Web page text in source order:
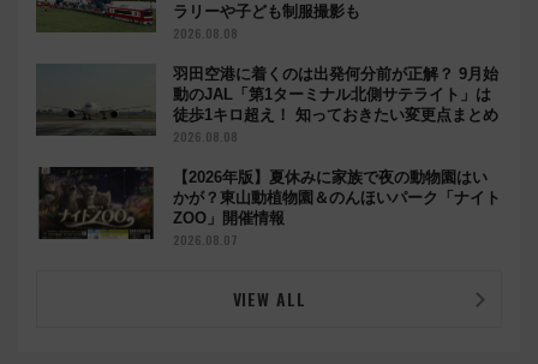
ラリーや子ども制服撮影も
2026.08.08
羽田空港に着くのは出発何分前が正解？ 9月始
動のJAL「第1ターミナル北側サテライト」は
徒歩1キロ超え！ 知っておきたい変更点まとめ
2026.08.08
【2026年版】夏休みに家族で夜の動物園はい
かが？東山動植物園＆のんほいパーク「ナイト
ZOO」開催情報
2026.08.07
VIEW ALL